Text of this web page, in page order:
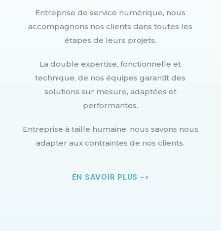
Entreprise de service numérique, nous
accompagnons nos clients dans toutes les
étapes de leurs projets.
La double expertise, fonctionnelle et
technique, de nos équipes garantit des
solutions sur mesure, adaptées et
performantes.
Entreprise à taille humaine, nous savons nous
adapter aux contraintes de nos clients.
EN SAVOIR PLUS ->